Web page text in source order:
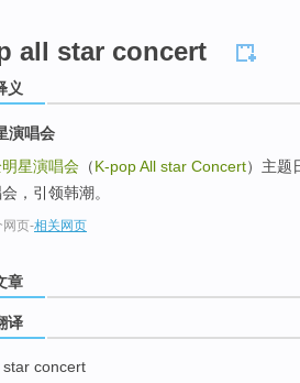
all star concert
义
演唱会
星演唱会 （K-pop All star Concert）主题
，引领韩潮。
网页-相关网页
章
译
star concert